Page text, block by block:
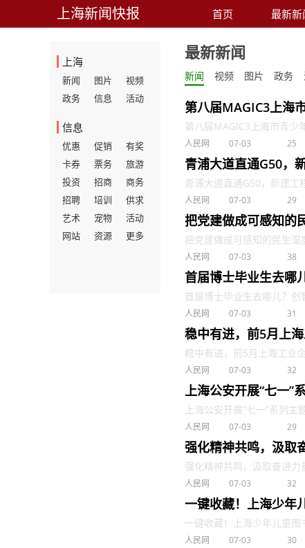
上海新闻快报 首页 最新新
上海
新闻 图片
视频
政务
信息 活动
信息
优惠 促销
有奖
卡券
票务
旅游
投资
招商
商务
招聘
培训
供求
艺术
宠物
活动
网站
资源 更多
最新新闻
新闻 视频 图片 政务
第八届MAGIC3上海
第八届MAGIC3上海市青少
人民网 07-03 25
青浦大道直通G50，
青浦大道直通G50，新建工
人民网 07-03 29
把党建做成可感知的
把党建做成可感知的民生温
人民网 07-03 38
首届博士毕业生去哪
首届博士毕业生去哪儿？创
人民网 07-03 31
稳中有进，前5月上
稳中有进，前5月上海工业
人民网 07-03 32
上海公安开展“七一”
上海公安开展“七一”系列主
人民网 07-03 29
强化精神共鸣，汲取
强化精神共鸣，汲取奋进力
人民网 07-03 32
一键收藏！上海少年
一键收藏！上海少年儿童图
人民网 07-03 30